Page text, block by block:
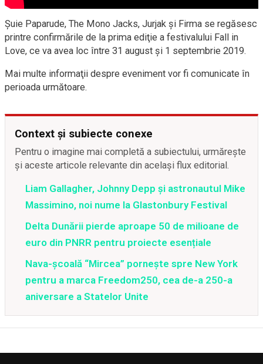
Şuie Paparude, The Mono Jacks, Jurjak şi Firma se regăsesc
printre confirmările de la prima ediţie a festivalului Fall in
Love, ce va avea loc între 31 august şi 1 septembrie 2019.
Mai multe informaţii despre eveniment vor fi comunicate în
perioada următoare.
Context și subiecte conexe
Pentru o imagine mai completă a subiectului, urmărește
și aceste articole relevante din același flux editorial.
Liam Gallagher, Johnny Depp și astronautul Mike
Massimino, noi nume la Glastonbury Festival
Delta Dunării pierde aproape 50 de milioane de
euro din PNRR pentru proiecte esențiale
Nava-școală “Mircea” pornește spre New York
pentru a marca Freedom250, cea de-a 250-a
aniversare a Statelor Unite